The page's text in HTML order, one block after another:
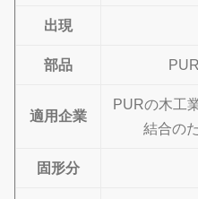
出現
部品
適用企業
PURの木工
結合の
固形分